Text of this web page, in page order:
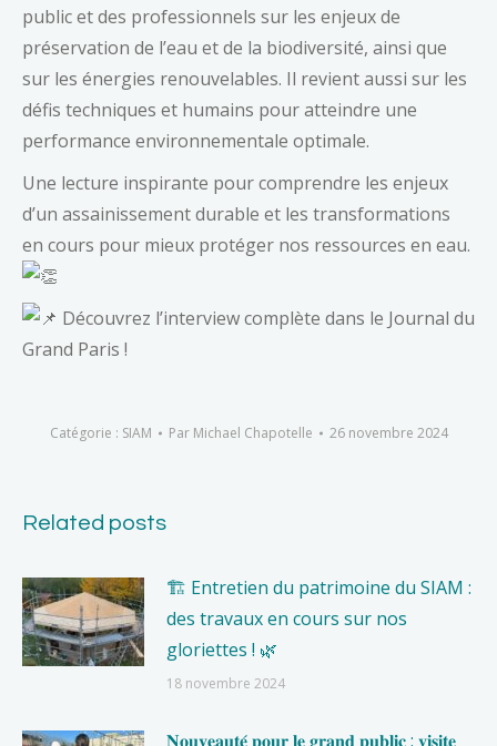
public et des professionnels sur les enjeux de
préservation de l’eau et de la biodiversité, ainsi que
sur les énergies renouvelables. Il revient aussi sur les
défis techniques et humains pour atteindre une
performance environnementale optimale.
Une lecture inspirante pour comprendre les enjeux
d’un assainissement durable et les transformations
en cours pour mieux protéger nos ressources en eau.
Découvrez l’interview complète dans le Journal du
Grand Paris !
Catégorie : SIAM Par Michael Chapotelle 26 novembre 2024
Related posts
🏗️ Entretien du patrimoine du SIAM :
des travaux en cours sur nos
gloriettes ! 🌿
18 novembre 2024
𝐍𝐨𝐮𝐯𝐞𝐚𝐮𝐭𝐞́ 𝐩𝐨𝐮𝐫 𝐥𝐞 𝐠𝐫𝐚𝐧𝐝 𝐩𝐮𝐛𝐥𝐢𝐜 : 𝐯𝐢𝐬𝐢𝐭𝐞